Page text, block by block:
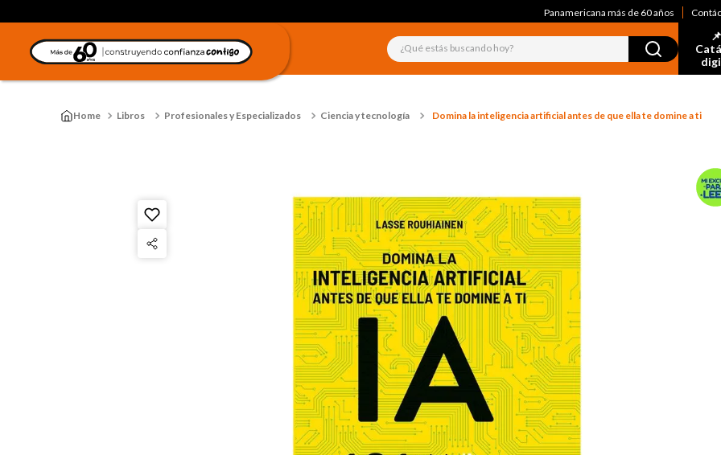
Panamericana más de 60 años
¿Qué estás buscando hoy?
Libros Profesionales y Especializados Ciencia y tecnología Domina la inteligencia artificial antes de que ella te domine a ti